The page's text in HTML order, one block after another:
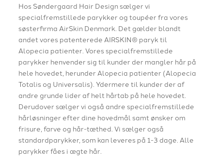
Hos Søndergaard Hair Design sælger vi
specialfremstillede parykker og toupéer fra vores
søsterfirma AirSkin Denmark. Det gælder blandt
andet vores patenterede AIRSKIN® paryk til
Alopecia patienter. Vores specialfremstillede
parykker henvender sig til kunder der mangler hår på
hele hovedet, herunder Alopecia patienter (Alopecia
Totalis og Universalis). Ydermere til kunder der af
andre grunde lider af helt hårtab på hele hovedet.
Derudover sælger vi også andre specialfremstillede
hårløsninger efter dine hovedmål samt ønsker om
frisure, farve og hår-tæthed. Vi sælger også
standardparykker, som kan leveres på 1-3 dage. Alle
parykker fåes i ægte hår.